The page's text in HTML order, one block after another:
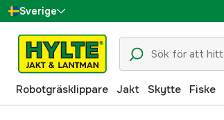
Sverige
Danmark
Suomi
Norge
Robotgräsklippare Jakt Skytte Fiske